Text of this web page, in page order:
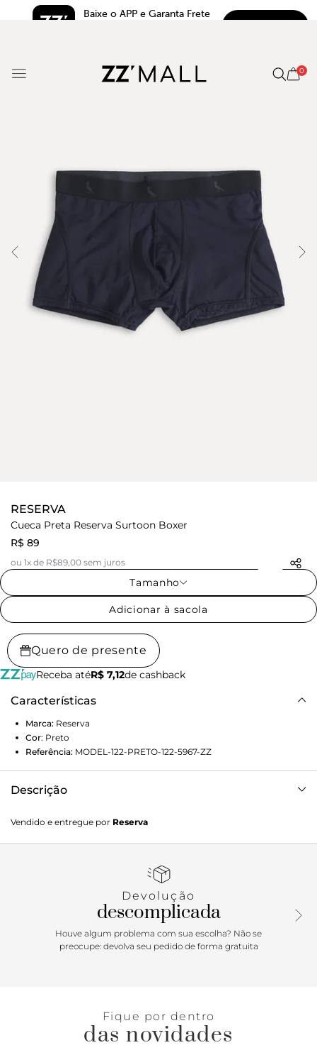
Baixe o APP e Garanta Frete
0
RESERVA
Cueca Preta Reserva Surtoon Boxer
R$ 89
ou 1x de R$89,00 sem juros
Tamanho
Adicionar à sacola
Quero de presente
Receba atéR$ 7,12de cashback
Características
Marca: Reserva
Cor: Preto
Referência: MODEL-122-PRETO-122-5967-ZZ
Descrição
Vendido e entregue por Reserva
Devolução
descomplicada
Houve algum problema com sua escolha? Não se
preocupe: devolva seu pedido de forma gratuita
Fique por dentro
das novidades